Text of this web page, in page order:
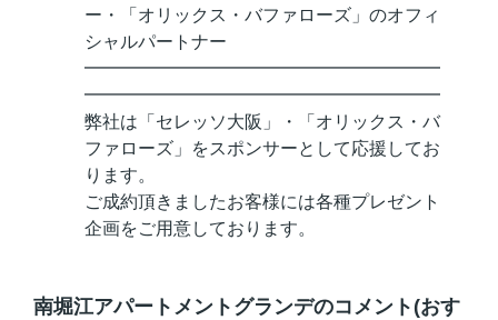
ー・「オリックス・バファローズ」のオフィ
シャルパートナー
━━━━━━━━━━━━━━━━━━━━
━━━━━━━━━━━━━━━━━━━━
弊社は「セレッソ大阪」・「オリックス・バ
ファローズ」をスポンサーとして応援してお
ります。
ご成約頂きましたお客様には各種プレゼント
企画をご用意しております。
南堀江アパートメントグランデのコメント(おす